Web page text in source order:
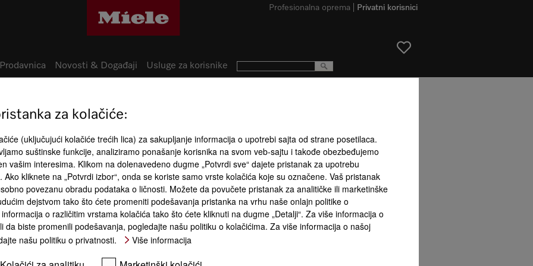
Vario zona
Komfor rukovanja
CombiSet – kombinacija
Privatni korisnici
Profesionalna oprema
Prodavnica Novosti & Događaji Usluge za korisnike
za kolačiće:
(uključujući kolačiće trećih lica) za sakupljanje informacija o upotrebi sajta od strane posetilaca.
suštinske funkcije, analiziramo ponašanje korisnika na svom veb-sajtu i takođe obezbeđujemo
vašim interesima. Klikom na dolenavedeno dugme „Potvrdi sve“ dajete pristanak za upotrebu
kliknete na „Potvrdi izbor“, onda se koriste samo vrste kolačića koje su označene. Vaš pristanak
povezanu obradu podataka o ličnosti. Možete da povučete pristanak za analitičke ili marketinške
dejstvom tako što ćete promeniti podešavanja pristanka na vrhu naše onlajn politike o
o različitim vrstama kolačića tako što ćete kliknuti na dugme „Detalji“. Za više informacija o
da biste promenili podešavanja, pogledajte našu politiku o kolačićima. Za više informacija o našoj
našu politiku o privatnosti.
Više informacija